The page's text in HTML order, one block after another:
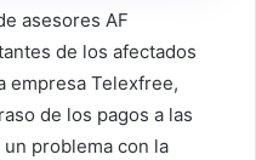
asesores AF
de los afectados
empresa Telexfree,
de los pagos a las
problema con la